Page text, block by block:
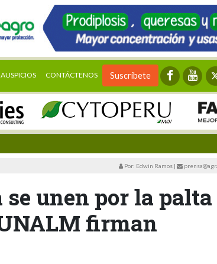
AUSPICIOS CONTÁCTENOS Suscríbete
Por: Edwin Ramos |
unen por la palta
firman